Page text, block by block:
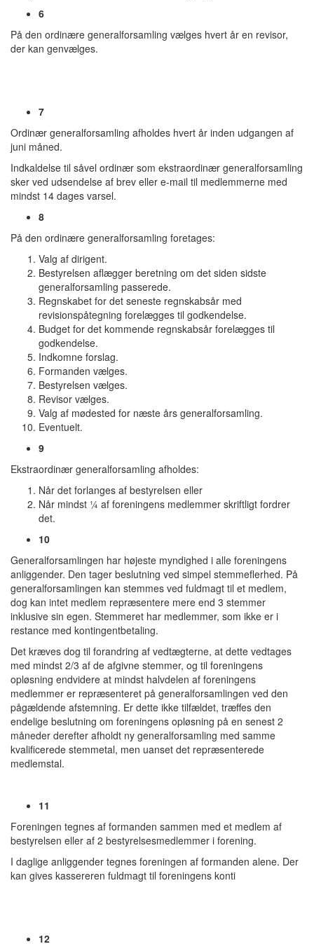
6
På den ordinære generalforsamling vælges hvert år en revisor,
der kan genvælges.
7
Ordinær generalforsamling afholdes hvert år inden udgangen af
juni måned.
Indkaldelse til såvel ordinær som ekstraordinær generalforsamling
sker ved udsendelse af brev eller e-mail til medlemmerne med
mindst 14 dages varsel.
8
På den ordinære generalforsamling foretages:
Valg af dirigent.
Bestyrelsen aflægger beretning om det siden sidste
generalforsamling passerede.
Regnskabet for det seneste regnskabsår med
revisionspåtegning forelægges til godkendelse.
Budget for det kommende regnskabsår forelægges til
godkendelse.
Indkomne forslag.
Formanden vælges.
Bestyrelsen vælges.
Revisor vælges.
Valg af mødested for næste års generalforsamling.
Eventuelt.
9
Ekstraordinær generalforsamling afholdes:
Når det forlanges af bestyrelsen eller
Når mindst 1⁄4 af foreningens medlemmer skriftligt fordrer
det.
10
Generalforsamlingen har højeste myndighed i alle foreningens
anliggender. Den tager beslutning ved simpel stemmeflerhed. På
generalforsamlingen kan stemmes ved fuldmagt til et medlem,
dog kan intet medlem repræsentere mere end 3 stemmer
inklusive sin egen. Stemmeret har medlemmer, som ikke er i
restance med kontingentbetaling.
Det kræves dog til forandring af vedtægterne, at dette vedtages
med mindst 2/3 af de afgivne stemmer, og til foreningens
opløsning endvidere at mindst halvdelen af foreningens
medlemmer er repræsenteret på generalforsamlingen ved den
pågældende afstemning. Er dette ikke tilfældet, træffes den
endelige beslutning om foreningens opløsning på en senest 2
måneder derefter afholdt ny generalforsamling med samme
kvalificerede stemmetal, men uanset det repræsenterede
medlemstal.
11
Foreningen tegnes af formanden sammen med et medlem af
bestyrelsen eller af 2 bestyrelsesmedlemmer i forening.
I daglige anliggender tegnes foreningen af formanden alene. Der
kan gives kassereren fuldmagt til foreningens konti
12